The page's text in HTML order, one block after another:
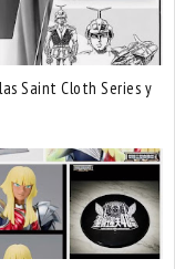
Saint Cloth Series y